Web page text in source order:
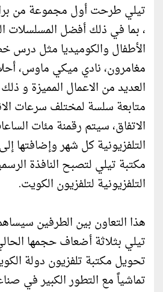
تيلي طرحت أول مجموعة من
، بما في ذلك أفضل المسلسلات
الأطفال والكوميديا مثل
مغامرون، نادي ميكي ماوس،
العديد من الاعمال المميزة و
متابعة سلسة لمختلف سرعات
الاتفاق، سيتم رقمنة مئات
التلفزيونية كل شهر
مكتبة تيلي لتصبح النافذة
التلفزيونية لتلفزيون الكويت.
هذا التعاون بين الطرفين
تيلي بثلاثة أضعاف حجمها
تحويل مكتبة تلفزيون دولة
تماشياً مع التطور الكبير في